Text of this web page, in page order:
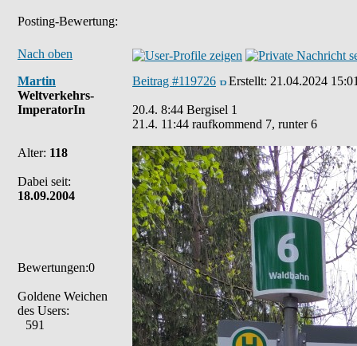
Posting-Bewertung:
Nach oben
Martin
Weltverkehrs-
ImperatorIn
Alter: 118
Dabei seit:
18.09.2004
Bewertungen:0
Goldene Weichen
des Users:
591
Beitrag #119726 Erstellt: 21.04.2024
20.4. 8:44 Bergisel 1
21.4. 11:44 raufkommend 7, runter 6